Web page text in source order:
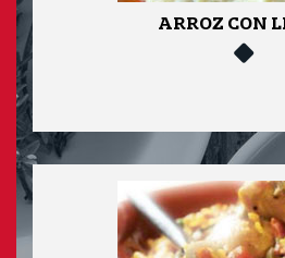
ARROZ CON